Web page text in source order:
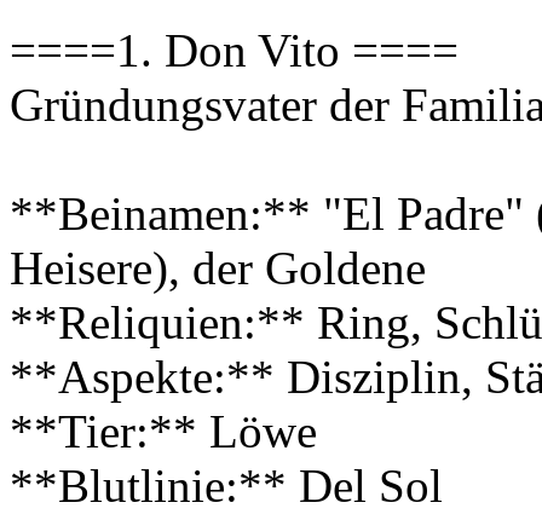
====1. Don Vito ====
Gründungsvater der
**Beinamen:** "El Padre"
Heisere), der Goldene
**Reliquien:** Ring,
**Aspekte:** Disziplin,
**Tier:** Löwe
**Blutlinie:** Del Sol